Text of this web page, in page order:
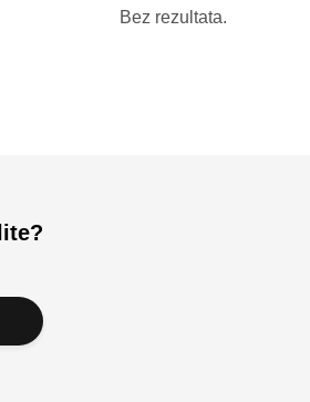
Bez rezultata.